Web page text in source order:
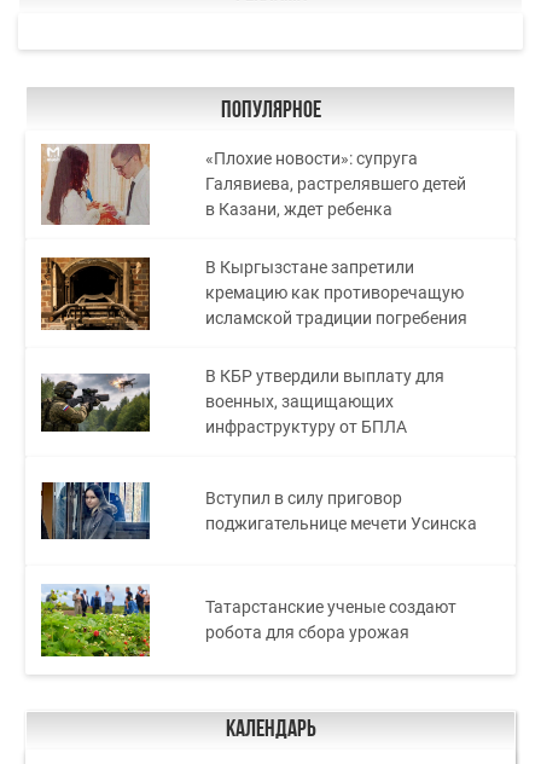
Популярное
«Плохие новости»: супруга
Галявиева, растрелявшего детей
в Казани, ждет ребенка
В Кыргызстане запретили
кремацию как противоречащую
исламской традиции погребения
В КБР утвердили выплату для
военных, защищающих
инфраструктуру от БПЛА
Вступил в силу приговор
поджигательнице мечети Усинска
Татарстанские ученые создают
робота для сбора урожая
Календарь